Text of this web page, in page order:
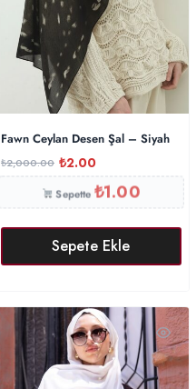
Fawn Ceylan Desen Şal – Siyah
₺2,000.00 ₺2.00
Sepette ₺1.00
Sepete Ekle